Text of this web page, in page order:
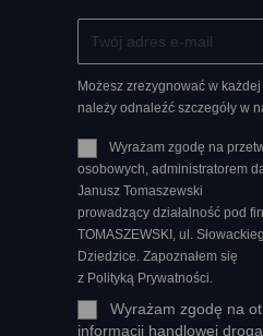
Możesz zrezygnować w
należy odnaleźć szczegóły w
Wyrażam zgodę na
osobowych, administratorem
Janusz Tomaszewski
prowadzący działalność pod
TOMASZEWSKI, ul.
Dziedzice. Zapoznałem się
z Polityką Prywatności.
Wyrażam zgodę na
informacji handlowej